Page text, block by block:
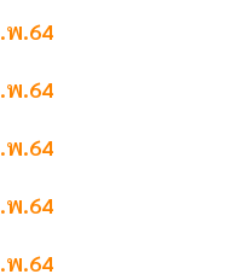
พ.64
พ.64
พ.64
พ.64
พ.64